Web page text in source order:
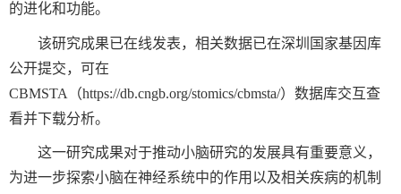
的进化和功能。
该研究成果已在线发表，相关数据已在深圳国家基因库
公开提交，可在
CBMSTA
（https://db.cngb.org/stomics/cbmsta/）数据库交互查
看并下载分析。
这一研究成果对于推动小脑研究的发展具有重要意义，
为进一步探索小脑在神经系统中的作用以及相关疾病的机制